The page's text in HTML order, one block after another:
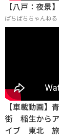
【八戸：夜景
ぱちぱちちゃんね
【車載動画
街 稲生から
イブ 東北